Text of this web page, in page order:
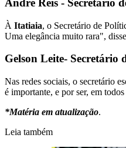
André Reis - Secretário
À Itatiaia, o Secretário de
Uma elegância muito rara",
Gelson Leite- Secretário
Nas redes sociais, o secretário
é importante, e por ser, em
*Matéria em atualização.
Leia também